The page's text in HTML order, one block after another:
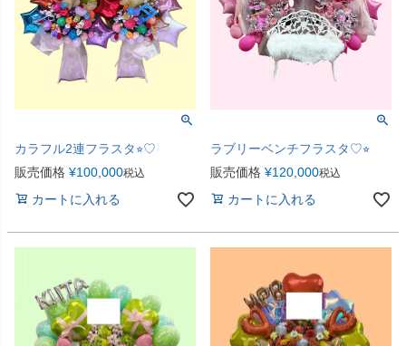
カラフル2連フラスタ⭐︎♡
販売価格 ¥100,000税込
カートに入れる
ラブリーベンチフラスタ♡⭐︎
販売価格 ¥120,000税込
カートに入れる